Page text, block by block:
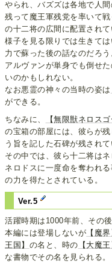
やられ、バズズは各地で人
残って魔王軍残党を率いて戦
の十二将の広間に配置され
様子を見る限りでは生きて
力で蘇った後の話なのだろう
アルヴァンが単身でも倒せ
いのかもしれない。
なお悪霊の神々の当時の姿は
ができる。
ちなみに、
【無限獣ネロスゴ
の宝箱の部屋には、彼らが
う旨を記した石碑が残されて
その中では、彼ら十二将は
ネロドスに一度命を奪われ
の力を得たとされている。
Ver.5
活躍時期は1000年前、その
本編には登場しないが 【魔
王国】 の名と、時の 【大魔
な書物でその名を見られる。